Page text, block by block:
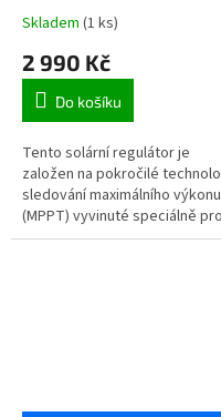
regulátor dobíjení
akumulátoru ze solárních
panelů, max. 15A, 12/24V,
pro aplikaci TuyaSmart
Skladem (1 ks)
2 990 Kč
Do košíku
Tento solární regulátor je
založen na pokročilé
sledování maximálního výkonu
(MPPT) vyvinuté speciálně pro
solární systémy, přičemž